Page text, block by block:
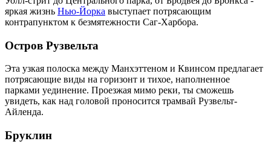
яркая жизнь Нью-Йорка выступает потрясающим
контрапунктом к безмятежности Саг-Харбора.
Остров Рузвельта
Эта узкая полоска между Манхэттеном и Квинсом предлагает
потрясающие виды на горизонт и тихое, наполненное
парками уединение. Проезжая мимо реки, ты сможешь
увидеть, как над головой проносится трамвай Рузвельт-
Айленда.
Бруклин